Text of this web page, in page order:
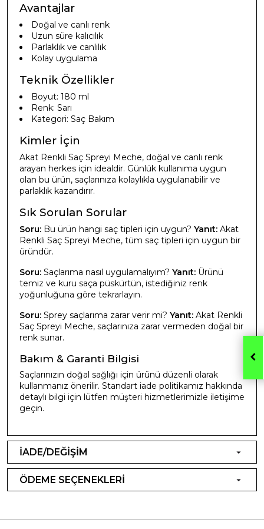
Avantajlar
Doğal ve canlı renk
Uzun süre kalıcılık
Parlaklık ve canlılık
Kolay uygulama
Teknik Özellikler
Boyut: 180 ml
Renk: Sarı
Kategori: Saç Bakım
Kimler İçin
Akat Renkli Saç Spreyi Meche, doğal ve canlı renk
arayan herkes için idealdir. Günlük kullanıma uygun
olan bu ürün, saçlarınıza kolaylıkla uygulanabilir ve
parlaklık kazandırır.
Sık Sorulan Sorular
Soru: Bu ürün hangi saç tipleri için uygun? Yanıt: Akat
Renkli Saç Spreyi Meche, tüm saç tipleri için uygun bir
üründür.
Soru: Saçlarıma nasıl uygulamalıyım? Yanıt: Ürünü
temiz ve kuru saça püskürtün, istediğiniz renk
yoğunluğuna göre tekrarlayın.
Soru: Sprey saçlarıma zarar verir mi? Yanıt: Akat Renkli
Saç Spreyi Meche, saçlarınıza zarar vermeden doğal bir
renk sunar.
Bakım & Garanti Bilgisi
Saçlarınızın doğal sağlığı için ürünü düzenli olarak
kullanmanız önerilir. Standart iade politikamız hakkında
detaylı bilgi için lütfen müşteri hizmetlerimizle iletişime
geçin.
İADE/DEĞİŞİM
ÖDEME SEÇENEKLERİ